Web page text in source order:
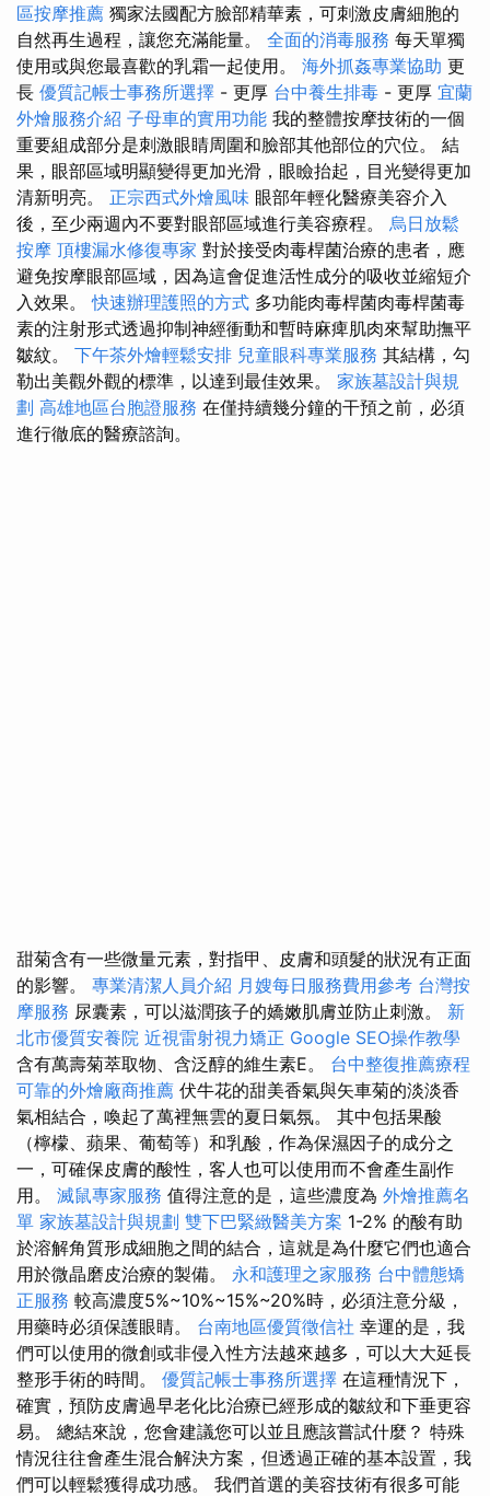
區按摩推薦 獨家法國配方臉部精華素，可刺激皮膚細胞的
自然再生過程，讓您充滿能量。 全面的消毒服務 每天單獨
使用或與您最喜歡的乳霜一起使用。 海外抓姦專業協助 更
長 優質記帳士事務所選擇 - 更厚 台中養生排毒 - 更厚 宜蘭
外燴服務介紹 子母車的實用功能 我的整體按摩技術的一個
重要組成部分是刺激眼睛周圍和臉部其他部位的穴位。 結
果，眼部區域明顯變得更加光滑，眼瞼抬起，目光變得更加
清新明亮。 正宗西式外燴風味 眼部年輕化醫療美容介入
後，至少兩週內不要對眼部區域進行美容療程。 烏日放鬆
按摩 頂樓漏水修復專家 對於接受肉毒桿菌治療的患者，應
避免按摩眼部區域，因為這會促進活性成分的吸收並縮短介
入效果。快速辦理護照的方式 多功能肉毒桿菌肉毒桿菌毒
素的注射形式透過抑制神經衝動和暫時麻痺肌肉來幫助撫平
皺紋。 下午茶外燴輕鬆安排 兒童眼科專業服務 其結構，勾
勒出美觀外觀的標準，以達到最佳效果。 家族墓設計與規
劃 高雄地區台胞證服務 在僅持續幾分鐘的干預之前，必須
進行徹底的醫療諮詢。
甜菊含有一些微量元素，對指甲、皮膚和頭髮的狀況有正面
的影響。 專業清潔人員介紹 月嫂每日服務費用參考 台灣按
摩服務 尿囊素，可以滋潤孩子的嬌嫩肌膚並防止刺激。 新
北市優質安養院 近視雷射視力矯正 Google SEO操作教學
含有萬壽菊萃取物、含泛醇的維生素E。 台中整復推薦療程
可靠的外燴廠商推薦 伏牛花的甜美香氣與矢車菊的淡淡香
氣相結合，喚起了萬裡無雲的夏日氣氛。 其中包括果酸
（檸檬、蘋果、葡萄等）和乳酸，作為保濕因子的成分之
一，可確保皮膚的酸性，客人也可以使用而不會產生副作
用。 滅鼠專家服務 值得注意的是，這些濃度為 外燴推薦名
單 家族墓設計與規劃 雙下巴緊緻醫美方案 1-2% 的酸有助
於溶解角質形成細胞之間的結合，這就是為什麼它們也適合
用於微晶磨皮治療的製備。 永和護理之家服務 台中體態矯
正服務 較高濃度5%~10%~15%~20%時，必須注意分級，
用藥時必須保護眼睛。 台南地區優質徵信社 幸運的是，我
們可以使用的微創或非侵入性方法越來越多，可以大大延長
整形手術的時間。 優質記帳士事務所選擇 在這種情況下，
確實，預防皮膚過早老化比治療已經形成的皺紋和下垂更容
易。 總結來說，您會建議您可以並且應該嘗試什麼？ 特殊
情況往往會產生混合解決方案，但透過正確的基本設置，我
們可以輕鬆獲得成功感。 我們首選的美容技術有很多可能